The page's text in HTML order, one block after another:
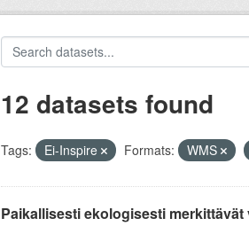
12 datasets found
Tags: Ei-Inspire Formats: WMS
Paikallisesti ekologisesti